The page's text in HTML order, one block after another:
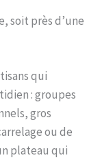
soit près d’une
qui
: groupes
gros
ou de
plateau qui